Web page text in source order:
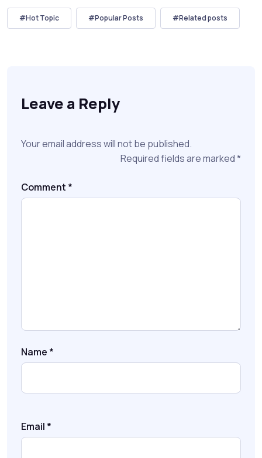
#Hot Topic #Popular Posts #Related posts
Leave a Reply
Your email address will not be published.
Required fields are marked*
Comment *
Name *
Email *